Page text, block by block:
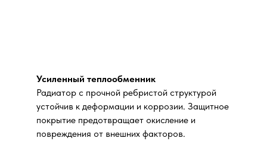
Усиленный теплообменник
Радиатор с прочной ребристой структурой
устойчив к деформации и коррозии. Защитное
покрытие предотвращает окисление и
повреждения от внешних факторов.